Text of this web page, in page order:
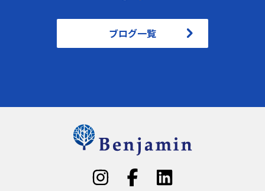
ブログ一覧